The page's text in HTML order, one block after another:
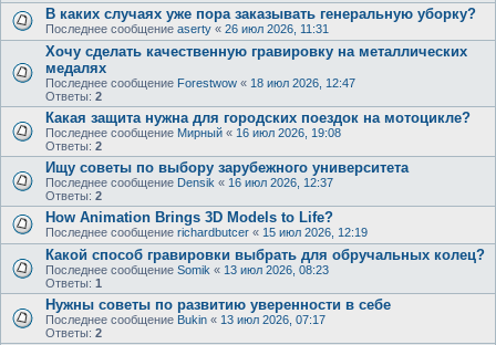
В каких случаях уже пора заказывать генеральную уборку?
Последнее сообщение aserty « 26 июл 2026, 11:31
Хочу сделать качественную гравировку на металлических
медалях
Последнее сообщение Forestwow « 18 июл 2026, 12:47
Ответы: 2
Какая защита нужна для городских поездок на мотоцикле?
Последнее сообщение Мирный « 16 июл 2026, 19:08
Ответы: 2
Ищу советы по выбору зарубежного университета
Последнее сообщение Densik « 16 июл 2026, 12:37
Ответы: 2
How Animation Brings 3D Models to Life?
Последнее сообщение richardbutcer « 15 июл 2026, 12:19
Какой способ гравировки выбрать для обручальных колец?
Последнее сообщение Somik « 13 июл 2026, 08:23
Ответы: 1
Нужны советы по развитию уверенности в себе
Последнее сообщение Bukin « 13 июл 2026, 07:17
Ответы: 2